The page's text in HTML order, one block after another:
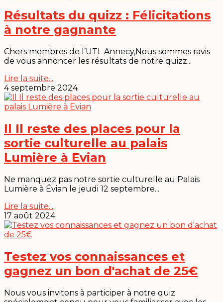
Résultats du quizz : Félicitations
à notre gagnante
Chers membres de l’UTL Annecy,Nous sommes ravis
de vous annoncer les résultats de notre quizz...
Lire la suite...
4 septembre 2024
Il Il reste des places pour la
sortie culturelle au palais
Lumière à Evian
Ne manquez pas notre sortie culturelle au Palais
Lumière à Évian le jeudi 12 septembre...
Lire la suite...
17 août 2024
Testez vos connaissances et
gagnez un bon d'achat de 25€
Nous vous invitons à participer à notre quiz